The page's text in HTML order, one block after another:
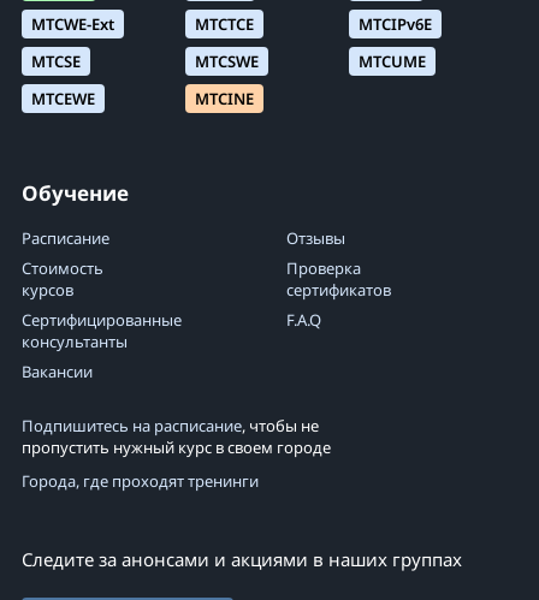
MTCWE-Ext
MTCTCE
MTCIPv6E
MTCSE
MTCSWE
MTCUME
MTCEWE
MTCINE
Обучение
Расписание
Отзывы
Стоимость
курсов
Проверка
сертификатов
Сертифицированные
консультанты
F.A.Q
Вакансии
Подпишитесь на расписание, чтобы не
пропустить нужный курс в своем городе
Города, где проходят тренинги
Следите за анонсами и акциями в наших группах